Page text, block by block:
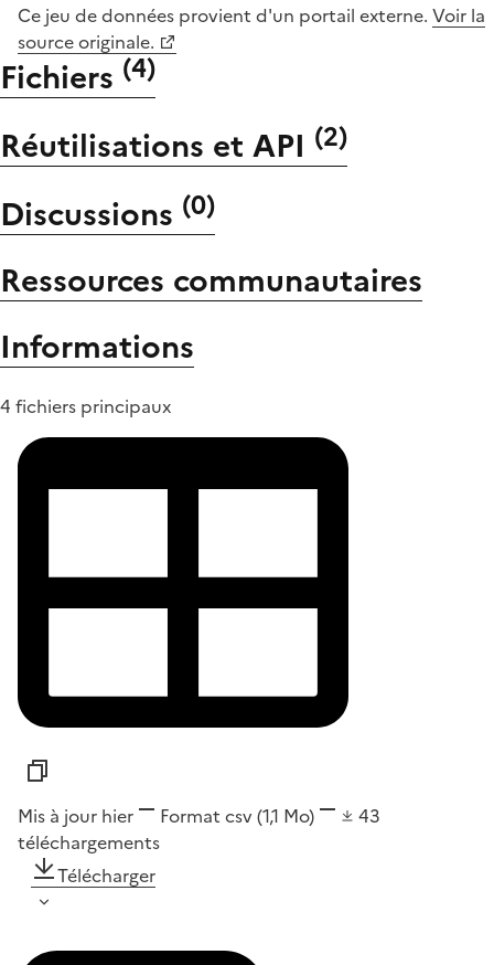
Ce jeu de données provient d'un portail externe. Voir la
source originale.
Fichiers (4)
Réutilisations et API (2)
Discussions (0)
Ressources communautaires
Informations
4 fichiers principaux
Mis à jour hier Format csv(1,1 Mo)
43
téléchargements
Télécharger